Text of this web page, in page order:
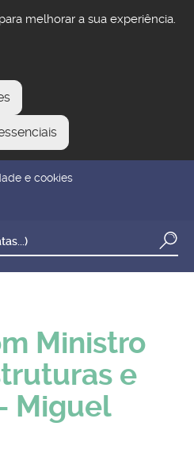
melhorar a sua experiência.
e cookies
Ministro
e
Miguel